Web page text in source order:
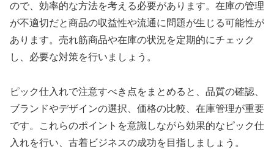
ので、効率的な方法を考える必要があります。在庫の管理
が不適切だと商品の収益性や流通に問題が生じる可能性が
あります。売れ筋商品や在庫の状況を定期的にチェック
し、必要な対策を行いましょう。
ピック仕入れで注意すべき点をまとめると、品質の確認、
ブランドやデザインの選択、価格の比較、在庫管理が重要
です。これらのポイントを意識しながら効果的なピック仕
入れを行い、古着ビジネスの成功を目指しましょう。